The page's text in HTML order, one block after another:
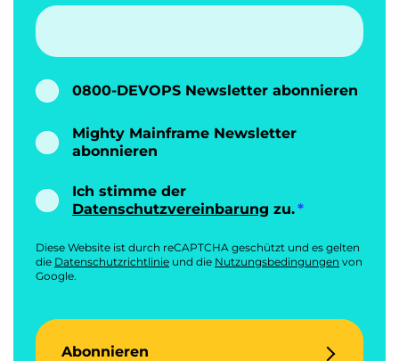
0800-DEVOPS Newsletter abonnieren
Mighty Mainframe Newsletter
abonnieren
Ich stimme der
Datenschutzvereinbarung zu.
Diese Website ist durch reCAPTCHA geschützt und es gelten
die Datenschutzrichtlinie und die Nutzungsbedingungen von
Google.
Abonnieren